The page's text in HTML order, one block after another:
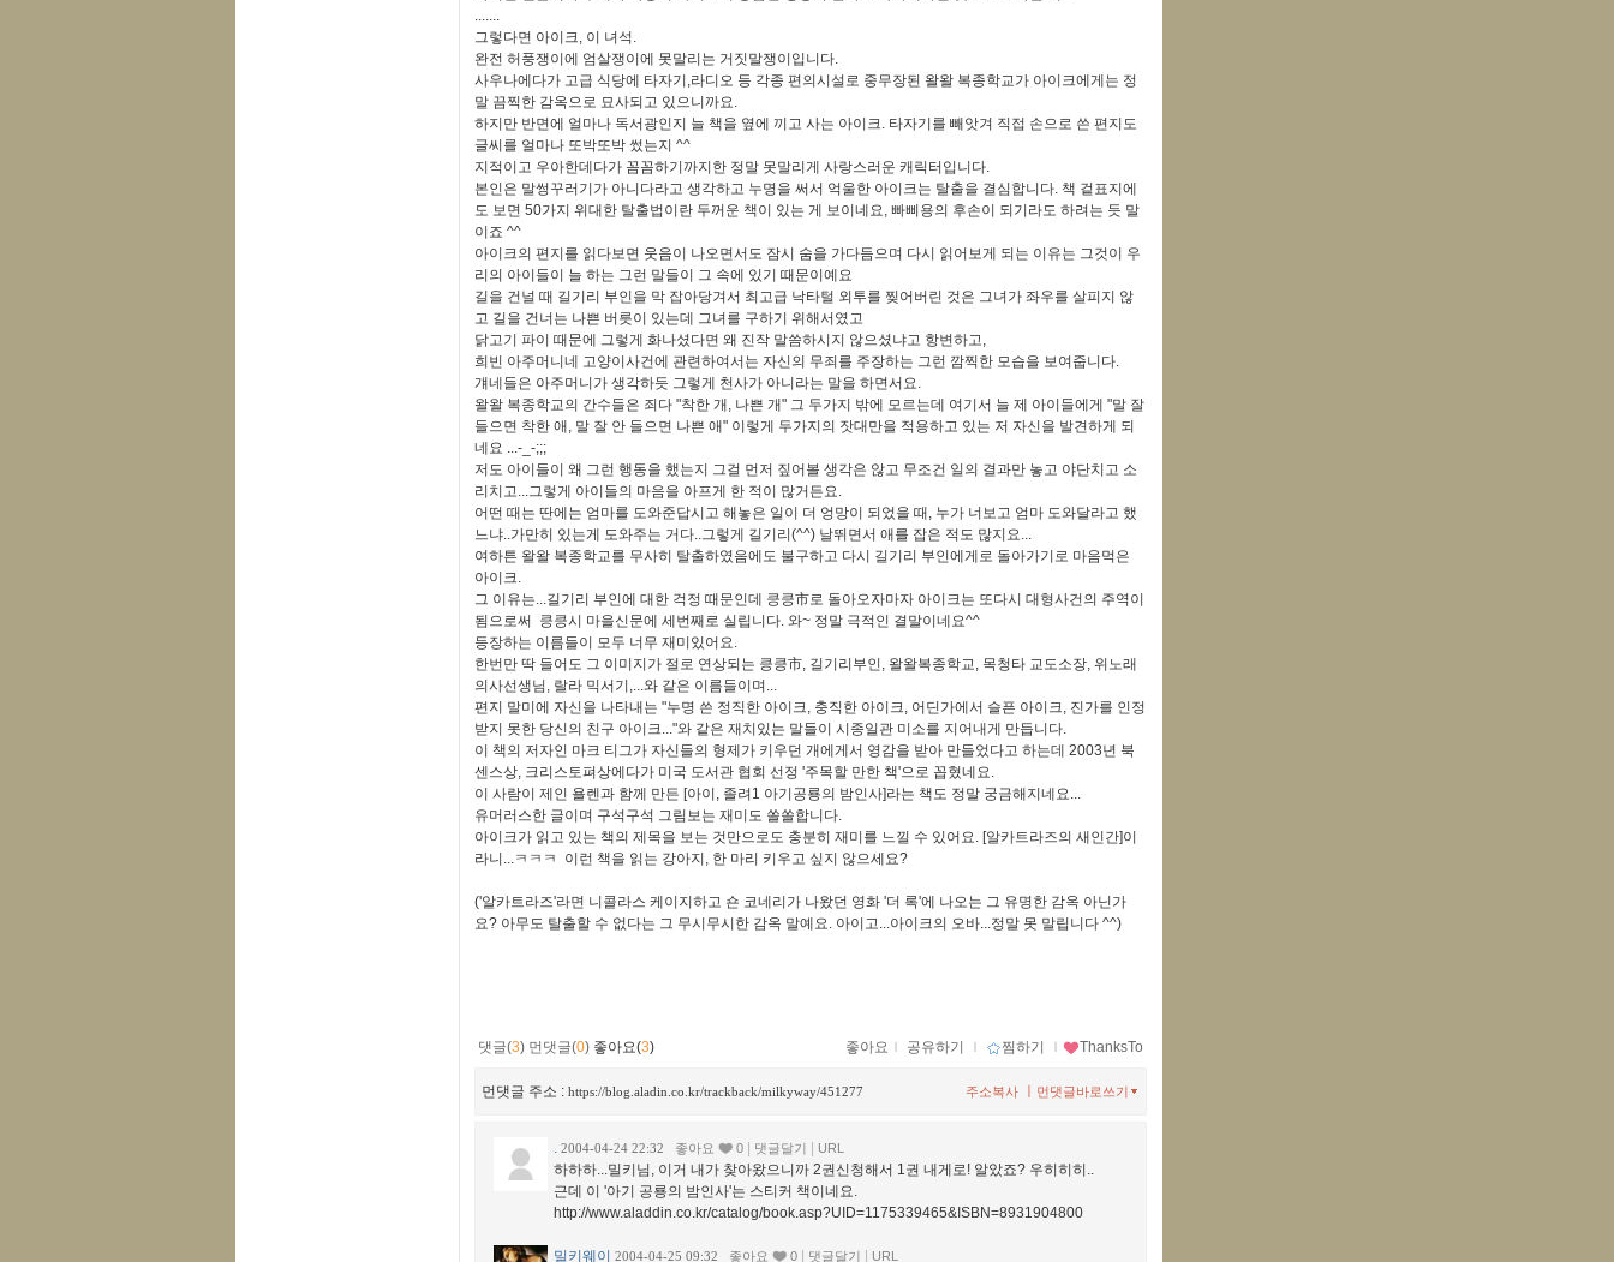
.......
그렇다면 아이크, 이 녀석.
완전 허풍쟁이에 엄살쟁이에 못말리는 거짓말쟁이입니다.
사우나에다가 고급 식당에 타자기,라디오 등 각종 편의시설로 중무장된 왈왈 복종학교가 아이크에게는 정
말 끔찍한 감옥으로 묘사되고 있으니까요.
하지만 반면에 얼마나 독서광인지 늘 책을 옆에 끼고 사는 아이크. 타자기를 빼앗겨 직접 손으로 쓴 편지도
글씨를 얼마나 또박또박 썼는지 ^^
지적이고 우아한데다가 꼼꼼하기까지한 정말 못말리게 사랑스러운 캐릭터입니다.
본인은 말썽꾸러기가 아니다라고 생각하고 누명을 써서 억울한 아이크는 탈출을 결심합니다. 책 겉표지에
도 보면 50가지 위대한 탈출법이란 두꺼운 책이 있는 게 보이네요, 빠삐용의 후손이 되기라도 하려는 듯 말
이죠 ^^
아이크의 편지를 읽다보면 웃음이 나오면서도 잠시 숨을 가다듬으며 다시 읽어보게 되는 이유는 그것이 우
리의 아이들이 늘 하는 그런 말들이 그 속에 있기 때문이예요
길을 건널 때 길기리 부인을 막 잡아당겨서 최고급 낙타털 외투를 찢어버린 것은 그녀가 좌우를 살피지 않
고 길을 건너는 나쁜 버릇이 있는데 그녀를 구하기 위해서였고
닭고기 파이 때문에 그렇게 화나셨다면 왜 진작 말씀하시지 않으셨냐고 항변하고,
희빈 아주머니네 고양이사건에 관련하여서는 자신의 무죄를 주장하는 그런 깜찍한 모습을 보여줍니다.
걔네들은 아주머니가 생각하듯 그렇게 천사가 아니라는 말을 하면서요.
왈왈 복종학교의 간수들은 죄다 "착한 개, 나쁜 개" 그 두가지 밖에 모르는데 여기서 늘 제 아이들에게 "말 잘
들으면 착한 애, 말 잘 안 들으면 나쁜 애" 이렇게 두가지의 잣대만을 적용하고 있는 저 자신을 발견하게 되
네요 ...-_-;;;
저도 아이들이 왜 그런 행동을 했는지 그걸 먼저 짚어볼 생각은 않고 무조건 일의 결과만 놓고 야단치고 소
리치고...그렇게 아이들의 마음을 아프게 한 적이 많거든요.
어떤 때는 딴에는 엄마를 도와준답시고 해놓은 일이 더 엉망이 되었을 때, 누가 너보고 엄마 도와달라고 했
느냐..가만히 있는게 도와주는 거다..그렇게 길기리(^^) 날뛰면서 애를 잡은 적도 많지요...
여하튼 왈왈 복종학교를 무사히 탈출하였음에도 불구하고 다시 길기리 부인에게로 돌아가기로 마음먹은
아이크.
그 이유는...길기리 부인에 대한 걱정 때문인데 킁킁市로 돌아오자마자 아이크는 또다시 대형사건의 주역이
됨으로써 킁킁시 마을신문에 세번째로 실립니다. 와~ 정말 극적인 결말이네요^^
등장하는 이름들이 모두 너무 재미있어요.
한번만 딱 들어도 그 이미지가 절로 연상되는 킁킁市, 길기리부인, 왈왈복종학교, 목청타 교도소장, 위노래
의사선생님, 랄라 믹서기,...와 같은 이름들이며...
편지 말미에 자신을 나타내는 "누명 쓴 정직한 아이크, 충직한 아이크, 어딘가에서 슬픈 아이크, 진가를 인정
받지 못한 당신의 친구 아이크..."와 같은 재치있는 말들이 시종일관 미소를 지어내게 만듭니다.
이 책의 저자인 마크 티그가 자신들의 형제가 키우던 개에게서 영감을 받아 만들었다고 하는데 2003년 북
센스상, 크리스토펴상에다가 미국 도서관 협회 선정 '주목할 만한 책'으로 꼽혔네요.
이 사람이 제인 욜렌과 함께 만든 [아이, 졸려1 아기공룡의 밤인사]라는 책도 정말 궁금해지네요...
유머러스한 글이며 구석구석 그림보는 재미도 쏠쏠합니다.
아이크가 읽고 있는 책의 제목을 보는 것만으로도 충분히 재미를 느낄 수 있어요. [알카트라즈의 새인간]이
라니...ㅋㅋㅋ 이런 책을 읽는 강아지, 한 마리 키우고 싶지 않으세요?
('알카트라즈'라면 니콜라스 케이지하고 숀 코네리가 나왔던 영화 '더 록'에 나오는 그 유명한 감옥 아닌가
요? 아무도 탈출할 수 없다는 그 무시무시한 감옥 말예요. 아이고...아이크의 오바...정말 못 말립니다 ^^)
댓글(3) 먼댓글(0) 좋아요(3) 좋아요 ｌ 공유하기 ｌ 찜하기 ｌ ThanksTo
먼댓글 주소 : https://blog.aladin.co.kr/trackback/milkyway/451277 먼댓글바로쓰기
주소복사
. 2004-04-24 22:32 좋아요 0 댓글달기 URL
하하하...밀키님, 이거 내가 찾아왔으니까 2권신청해서 1권 내게로! 알았죠? 우히히히..
근데 이 '아기 공룡의 밤인사'는 스티커 책이네요.
http://www.aladdin.co.kr/catalog/book.asp?UID=1175339465&ISBN=8931904800
밀키웨이 2004-04-25 09:32 좋아요 0 댓글달기 URL